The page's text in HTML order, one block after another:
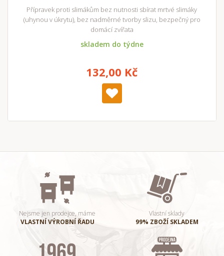
Přípravek proti slimákům bez nutnosti sbírat mrtvé slimáky
(uhynou v úkrytu), bez nadměrné tvorby slizu, bezpečný pro
domácí zvířata
skladem do týdne
132,00 Kč
Nejsme jen prodejce, máme
VLASTNÍ VÝROBNÍ ŘADU
Vlastní sklady
99% ZBOŽÍ SKLADEM